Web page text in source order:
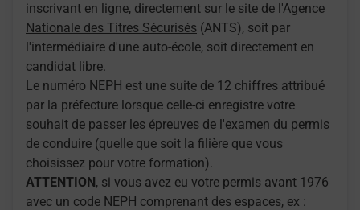
inscrivant en ligne, directement sur le site de l'Agence
Nationale des Titres Sécurisés (ANTS), soit par
l'intermédiaire d'une auto-école, soit directement en
candidat libre.
Le numéro NEPH est une suite de 12 chiffres attribué
par la préfecture lorsque celle-ci enregistre votre
souhait de passer les épreuves de l'examen du permis
de conduire (quelle que soit la filière que vous
choisissez pour votre formation).
ATTENTION , si vous avez eu votre permis avant 1976
avec un code NEPH comprenant des espaces, ex :